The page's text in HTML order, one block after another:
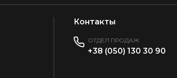
Контакты
ОТДЕЛ ПРОДАЖ
+38 (050) 130 30 90